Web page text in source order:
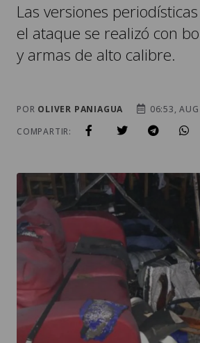
Las versiones
el ataque se realizó con
y armas de alto calibre.
POR OLIVER PANIAGUA
06:53,
COMPARTIR: